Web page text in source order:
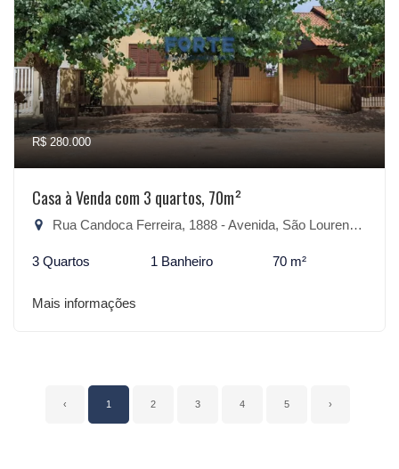
R$ 280.000
Casa à Venda com 3 quartos, 70m²
Rua Candoca Ferreira, 1888 - Avenida, São Lourenço do Sul-RS
3 Quartos 1 Banheiro 70 m²
Mais informações
‹ 1 2 3 4 5 ›